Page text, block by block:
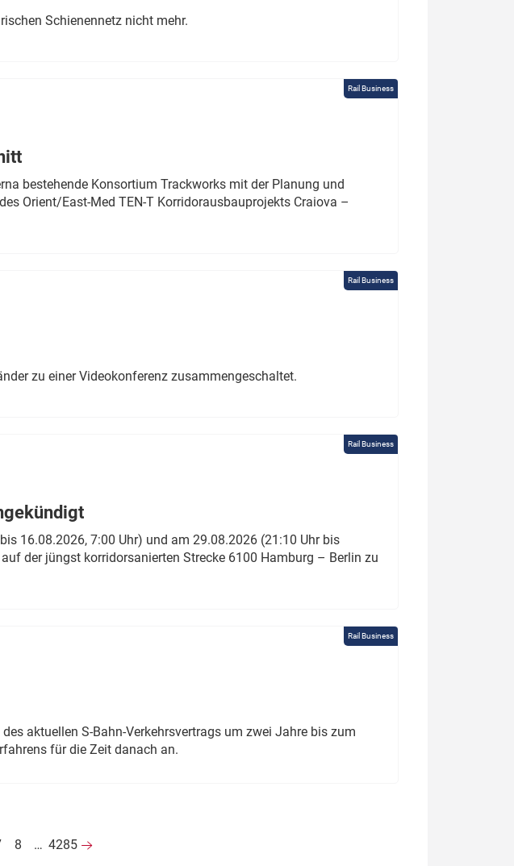
Schienennetz nicht mehr.
Rail Business
bestehende Konsortium Trackworks mit der Planung und
Orient/East-Med TEN-T Korridorausbauprojekts Craiova –
Rail Business
zu einer Videokonferenz zusammengeschaltet.
Rail Business
16.08.2026, 7:00 Uhr) und am 29.08.2026 (21:10 Uhr bis
der jüngst korridorsanierten Strecke 6100 Hamburg – Berlin zu
Rail Business
aktuellen S-Bahn-Verkehrsvertrags um zwei Jahre bis zum
für die Zeit danach an.
8 … 4285